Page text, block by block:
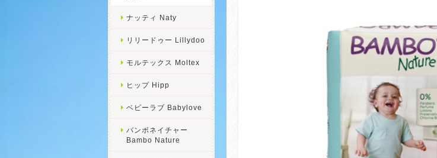
ナッティ Naty
リリードゥー Lillydoo
モルテックス Moltex
ヒップ Hipp
ベビーラブ Babylove
バンボネイチャー
Bambo Nature